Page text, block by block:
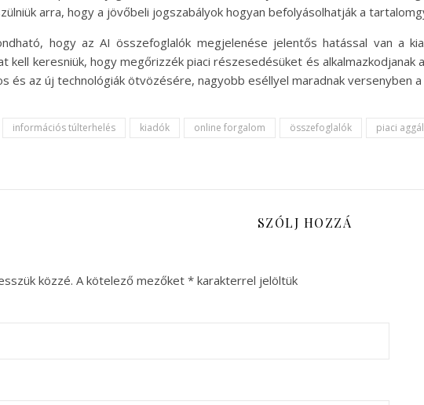
arra, hogy a jövőbeli jogszabályok hogyan befolyásolhatják a
hogy az AI összefoglalók megjelenése jelentős hatással van a
kell keresniük, hogy megőrizzék piaci részesedésüket és
és az új technológiák ötvözésére, nagyobb eséllyel maradnak versenyben
információs túlterhelés kiadók online forgalom összefoglalók piaci
SZÓLJ HOZZÁ
közzé. A kötelező mezőket * karakterrel jelöltük